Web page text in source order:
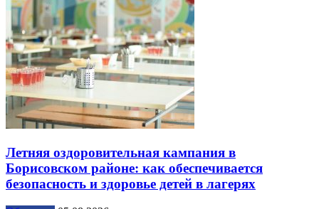
Летняя оздоровительная кампания в
Борисовском районе: как обеспечивается
безопасность и здоровье детей в лагерях